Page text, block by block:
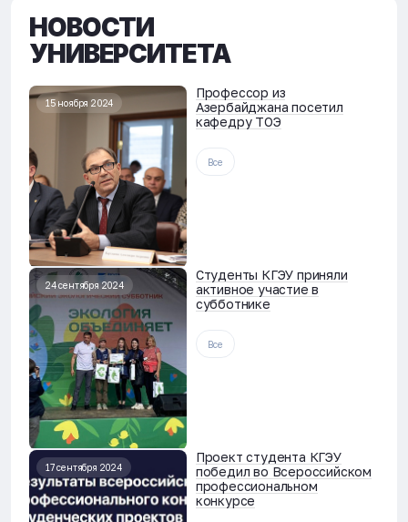
НОВОСТИ
УНИВЕРСИТЕТА
15 ноября 2024
Профессор из
Азербайджана посетил
кафедру ТОЭ
Все
24 сентября 2024
Студенты КГЭУ приняли
активное участие в
субботнике
Все
17 сентября 2024
Проект студента КГЭУ
победил во Всероссийском
профессиональном
конкурсе